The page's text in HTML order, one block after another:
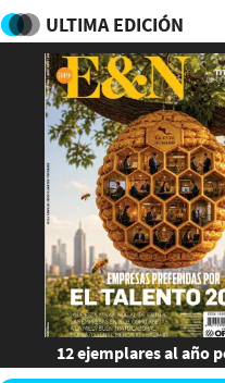
ULTIMA EDICIÓN
12 ejemplares al año